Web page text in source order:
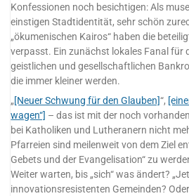
Konfessionen noch besichtigen: Als
einstigen Stadtidentität, sehr schön
„ökumenischen Kairos“ haben die
verpasst. Ein zunächst lokales Fanal für
geistlichen und gesellschaftlichen
die immer kleiner werden.
„[Neuer Schwung für den Glauben]“,
wagen“] – das ist mit der noch
bei Katholiken und Lutheranern nicht
Pfarreien sind meilenweit von dem Ziel
Gebets und der Evangelisation“ zu
Weiter warten, bis „sich“ was ändert?
innovationsresistenten Gemeinden?